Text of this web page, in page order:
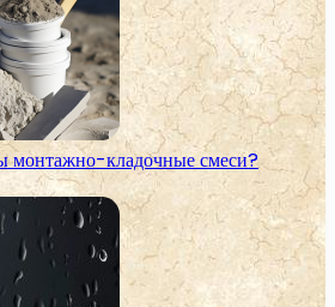
монтажно-кладочные смеси?